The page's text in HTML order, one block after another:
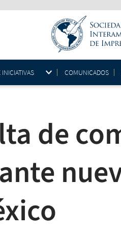
COMUNICADOS
de